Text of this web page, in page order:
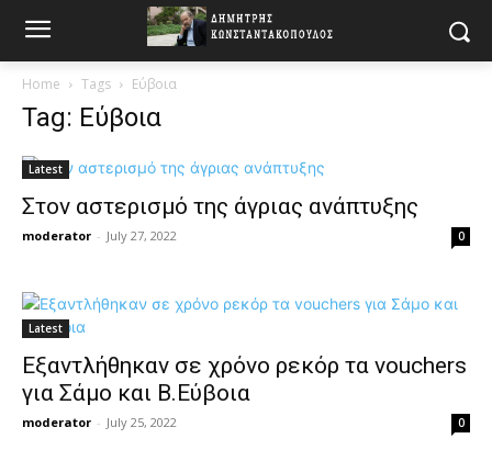
Home Tags Εύβοια
Tag: Εύβοια
Latest
Στον αστερισμό της άγριας ανάπτυξης
moderator - July 27, 2022 0
Latest
Εξαντλήθηκαν σε χρόνο ρεκόρ τα vouchers
για Σάμο και Β.Εύβοια
moderator - July 25, 2022 0